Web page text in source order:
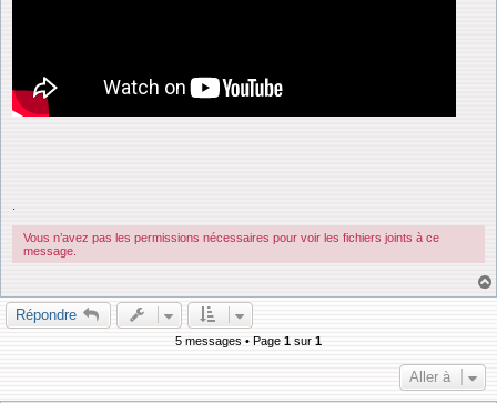
Vous n’avez pas les permissions nécessaires pour voir les fichiers joints à ce
message.
Répondre
5 messages • Page 1 sur 1
Aller à